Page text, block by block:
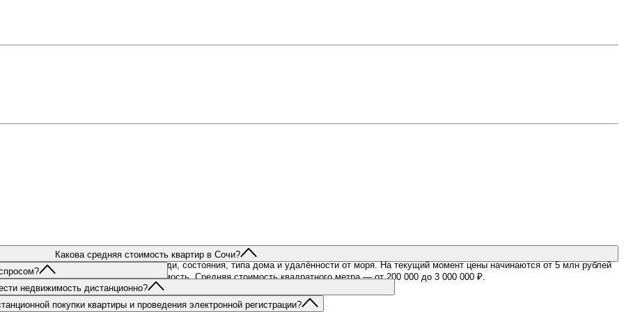
Какова средняя стоимость квартир в Сочи?
от расположения объекта, его площади, состояния, типа дома и удалённости от моря. На текущий момент цены начинаются от 5 млн рублей
млн рублей за элитную недвижимость. Средняя стоимость квадратного метра — от 200 000 до 3 000 000 ₽.
и свежего горного воздуха
недвижимость дистанционно?
приобретению недвижимости, в частности мы оказываем помощь в:
покупки квартиры и проведения электронной регистрации?